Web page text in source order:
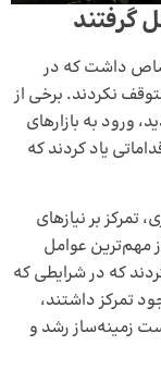
گرفتند
داشت که در
نکردند. برخی از
ورود به بازارهای
یاد کردند که
بر نیازهای
مهم‌ترین عوامل
که در شرایطی که
تمرکز داشتند،
زمینه‌ساز رشد و